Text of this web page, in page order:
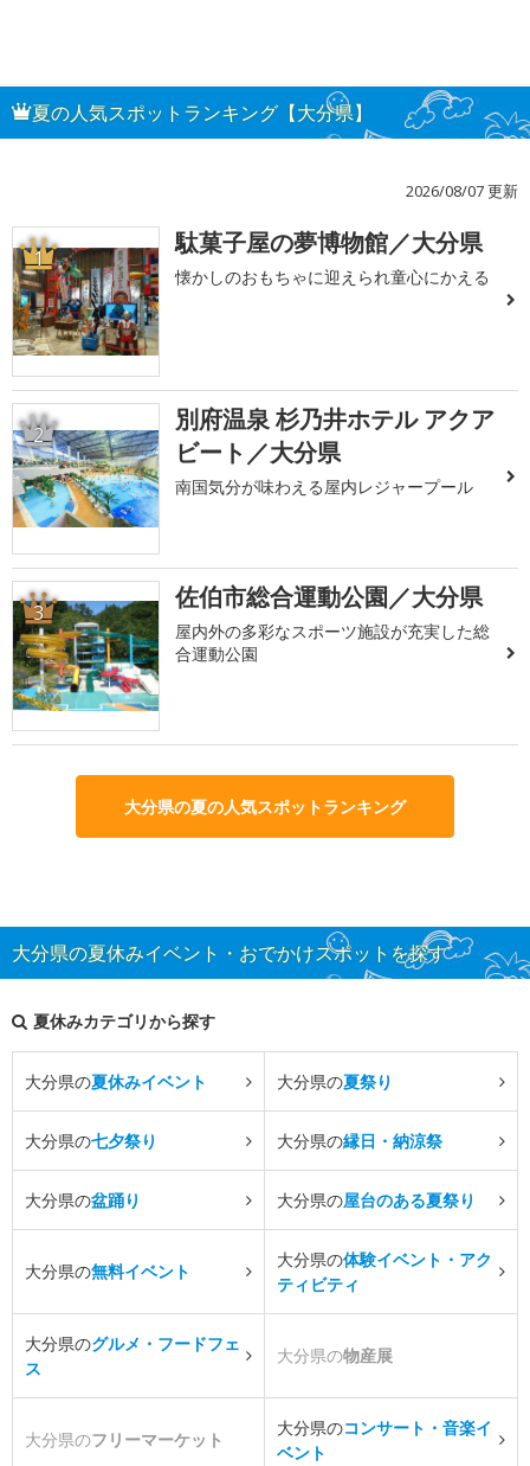
夏の人気スポットランキング【大分県】
2026/08/07 更新
1 駄菓子屋の夢博物館／大分県
懐かしのおもちゃに迎えられ童心にかえる
2
別府温泉 杉乃井ホテル アクア
ビート／大分県
南国気分が味わえる屋内レジャープール
3 佐伯市総合運動公園／大分県
屋内外の多彩なスポーツ施設が充実した総
合運動公園
大分県の夏の人気スポットランキング
大分県の夏休みイベント・おでかけスポットを探す
夏休みカテゴリから探す
大分県の夏休みイベント 大分県の夏祭り
大分県の七夕祭り 大分県の縁日・納涼祭
大分県の盆踊り 大分県の屋台のある夏祭り
大分県の無料イベント
大分県の体験イベント・アク
ティビティ
大分県のグルメ・フードフェ
ス
大分県の物産展
大分県のフリーマーケット
大分県のコンサート・音楽イ
ベント